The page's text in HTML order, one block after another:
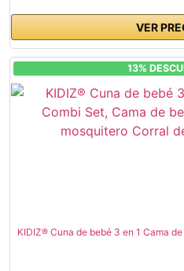
VER
13%
KIDIZ® Cuna de bebé 3 en 1 Cama